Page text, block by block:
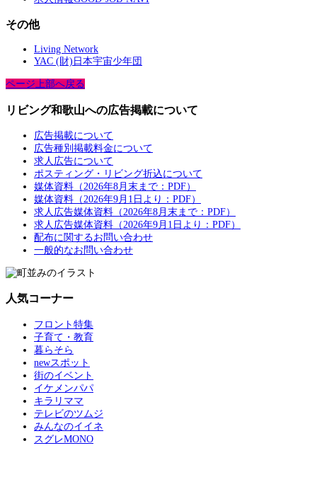
その他
Living Network
YAC (財)日本宇宙少年団
ページ上部へ戻る
リビング和歌山への広告掲載について
広告掲載について
広告種別掲載料金について
求人広告について
ポスティング・リビング折込について
媒体資料（2026年8月末まで：PDF）
媒体資料（2026年9月1日より：PDF）
求人広告媒体資料（2026年8月末まで：PDF）
求人広告媒体資料（2026年9月1日より：PDF）
配布に関するお問い合わせ
一般的なお問い合わせ
人気コーナー
フロント特集
子育て・教育
暮らそら
newスポット
街のイベント
イケメンパパ
キラリママ
テレビのツムジ
みんなのイイネ
スグレMONO